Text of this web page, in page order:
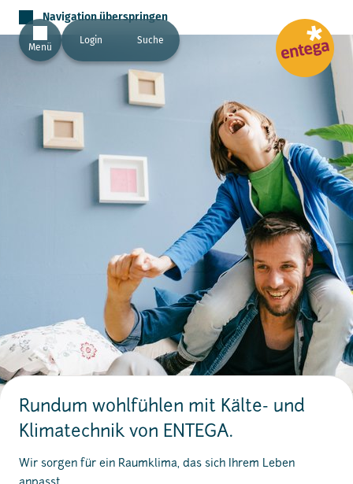
Navigation überspringen
Menü
Login Suche
Rundum wohlfühlen mit Kälte- und
Klimatechnik von ENTEGA.
Wir sorgen für ein Raumklima, das sich Ihrem Leben